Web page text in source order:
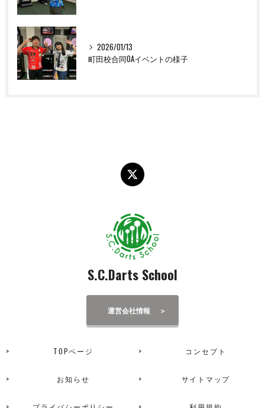
2026/01/13
町田校合同OAイベントの様子
TOPページ コンセプト
お知らせ サイトマップ
S.C.Darts School
運営会社情報